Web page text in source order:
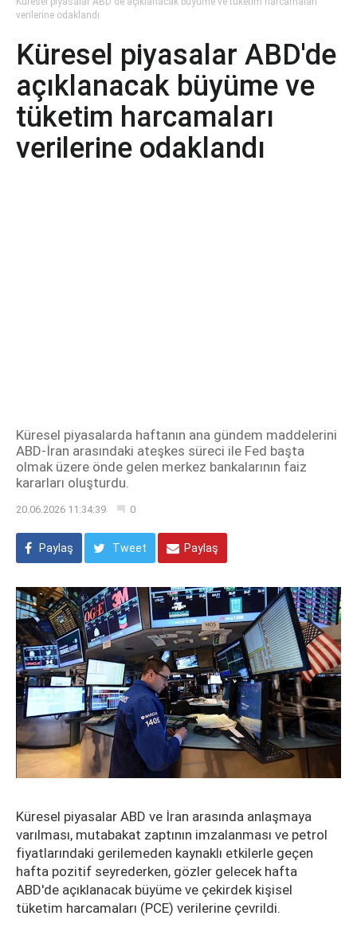
verilerine odaklandı
Küresel piyasalar ABD'de
açıklanacak büyüme ve
tüketim harcamaları
verilerine odaklandı
Küresel piyasalarda haftanın ana gündem maddelerini
ABD-İran arasındaki ateşkes süreci ile Fed başta
olmak üzere önde gelen merkez bankalarının faiz
kararları oluşturdu.
20.06.2026 11:34:39 0
Paylaş Tweet Paylaş
Küresel piyasalar ABD ve İran arasında anlaşmaya
varılması, mutabakat zaptının imzalanması ve petrol
fiyatlarındaki gerilemeden kaynaklı etkilerle geçen
hafta pozitif seyrederken, gözler gelecek hafta
ABD'de açıklanacak büyüme ve çekirdek kişisel
tüketim harcamaları (PCE) verilerine çevrildi.